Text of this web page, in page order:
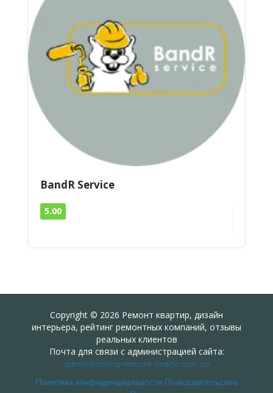
BandR Service
5.00
Copyright © 2026 Ремонт квартир, дизайн
интерьера, рейтинг ремонтных компаний, отзывы
реальных клиентов
Почта для связи с администрацией сайта:
admin@rating-remont-kvartir.com.ua
Политика конфиденциальности Пользовательское